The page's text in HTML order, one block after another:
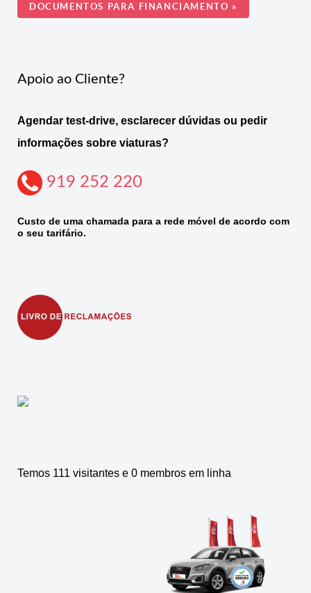
DOCUMENTOS PARA FINANCIAMENTO »
Apoio ao Cliente?
Agendar test-drive, esclarecer dúvidas ou pedir
informações sobre viaturas?
919 252 220
Custo de uma chamada para a rede móvel de acordo com
o seu tarifário.
Temos 111 visitantes e 0 membros em linha